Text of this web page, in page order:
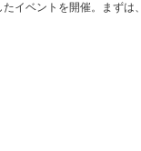
イベントを開催。まずは